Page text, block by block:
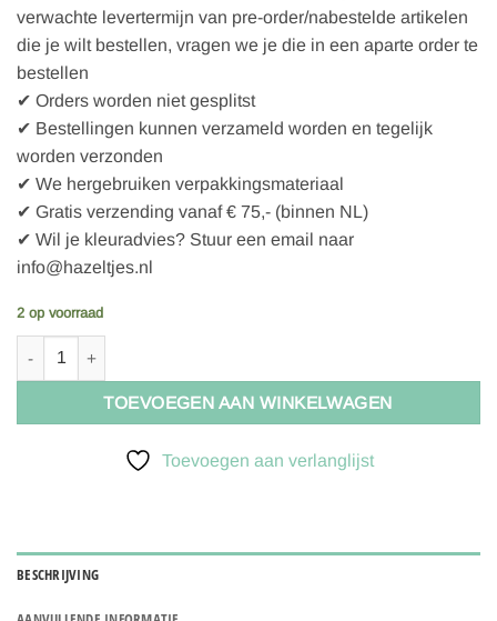
verwachte levertermijn van pre-order/nabestelde artikelen
die je wilt bestellen, vragen we je die in een aparte order te
bestellen
✔ Orders worden niet gesplitst
✔ Bestellingen kunnen verzameld worden en tegelijk
worden verzonden
✔ We hergebruiken verpakkingsmateriaal
✔ Gratis verzending vanaf € 75,- (binnen NL)
✔ Wil je kleuradvies? Stuur een email naar
info@hazeltjes.nl
2 op voorraad
Schmetz Super stretch 5 naalden 75/11 aantal
TOEVOEGEN AAN WINKELWAGEN
Toevoegen aan verlanglijst
BESCHRIJVING